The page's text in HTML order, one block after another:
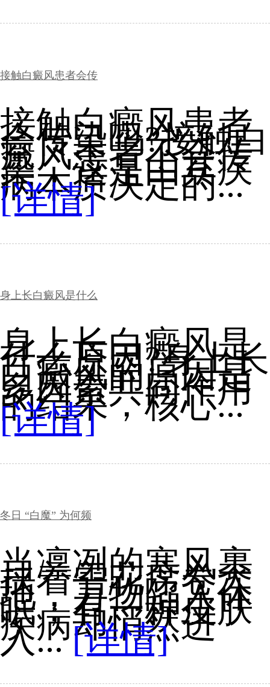
接触白癜风患者会传
接触白癜风患者
会传染吗?接触白
癜风患者不会传
染，这是由其疾
病本质决定的...
[详情]
身上长白癜风是什么
身上长白癜风是
什么原因?身上长
白癜风的原因是
多因素共同作用
的结果，核心...
[详情]
冬日 “白魔” 为何频
当凛冽的寒风裹
挟着雪花席卷大
地，万物陷入休
眠，有一种皮肤
疾病却悄然进
入...[详情]